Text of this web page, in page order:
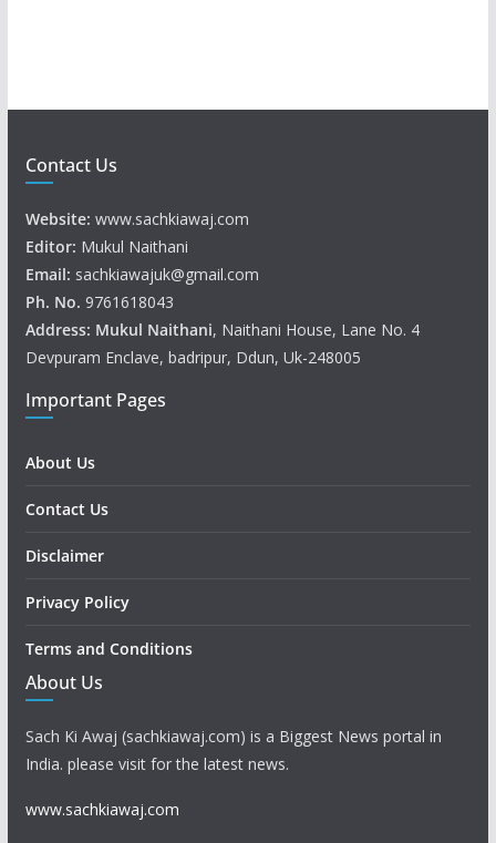
Contact Us
Website: www.sachkiawaj.com
Editor: Mukul Naithani
Email: sachkiawajuk@gmail.com
Ph. No. 9761618043
Address: Mukul Naithani, Naithani House, Lane No. 4
Devpuram Enclave, badripur, Ddun, Uk-248005
Important Pages
About Us
Contact Us
Disclaimer
Privacy Policy
Terms and Conditions
About Us
Sach Ki Awaj (sachkiawaj.com) is a Biggest News portal in
India. please visit for the latest news.
www.sachkiawaj.com